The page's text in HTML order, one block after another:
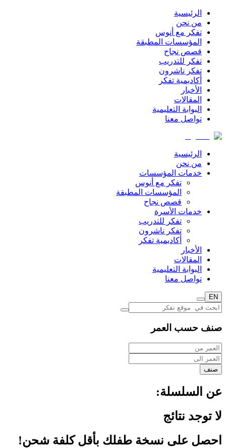
الرئيسية
من نحن
تفكر مع أنوس
المؤسسات المطبقة
قصص نجاح
تفكر للتدريب
تفكر ناشرون
أكاديمية تفكر
الأخبار
المقالات
البوابة التعليمية
تواصل معنا
الرئيسية
من نحن
خدمات المؤسسات
تفكر مع أنوس
المؤسسات المطبقة
قصص نجاح
خدمات الأسرة
تفكر للتدريب
تفكر ناشرون
أكاديمية تفكر
الأخبار
المقالات
البوابة التعليمية
تواصل معنا
EN
صنف حسب العمر
صنف
عن السلسلة:
لا توجد نتائج
احصل على نسخة طفلك بأقل كلفة شحن!